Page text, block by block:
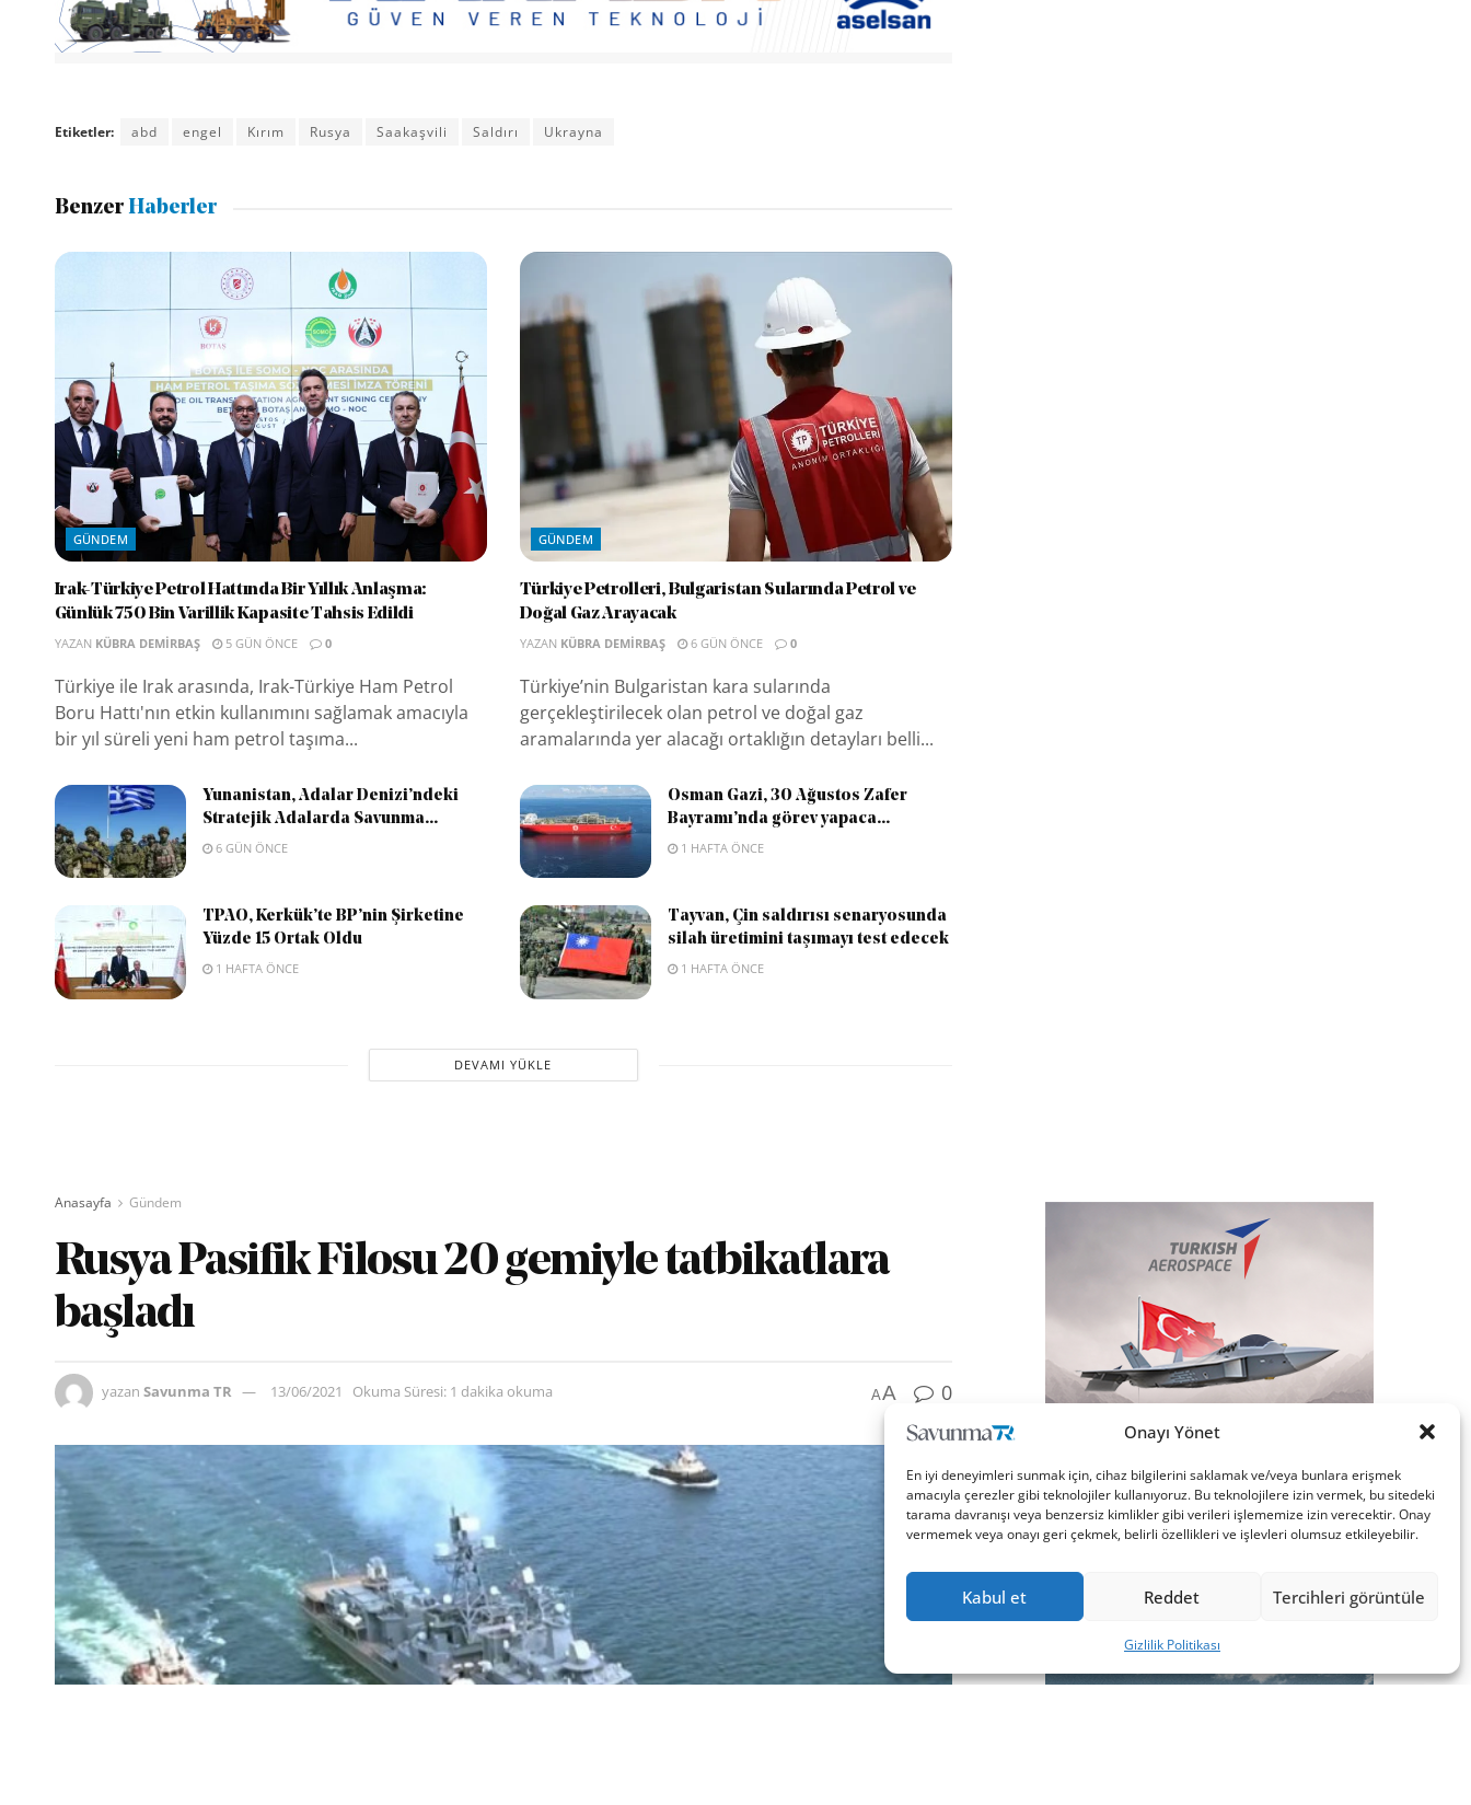
Onayı Yönet
En iyi deneyimleri sunmak için, cihaz bilgilerini saklamak ve/veya bunlara erişmek
amacıyla çerezler gibi teknolojiler kullanıyoruz. Bu teknolojilere izin vermek, bu sitedeki
tarama davranışı veya benzersiz kimlikler gibi verileri işlememize izin verecektir. Onay
vermemek veya onayı geri çekmek, belirli özellikleri ve işlevleri olumsuz etkileyebilir.
Kabul et Reddet Tercihleri görüntüle
Gizlilik Politikası
Etiketler: abd engel Kırım Rusya Saakaşvili Saldırı Ukrayna
BenzerHaberler
GÜNDEM
Irak-Türkiye Petrol Hattında Bir Yıllık Anlaşma:
Günlük 750 Bin Varillik Kapasite Tahsis Edildi
YAZAN KÜBRA DEMIRBAŞ 5 GÜN ÖNCE 0
Türkiye ile Irak arasında, Irak-Türkiye Ham Petrol
Boru Hattı'nın etkin kullanımını sağlamak amacıyla
bir yıl süreli yeni ham petrol taşıma...
GÜNDEM
Türkiye Petrolleri, Bulgaristan Sularında Petrol ve
Doğal Gaz Arayacak
YAZAN KÜBRA DEMIRBAŞ 6 GÜN ÖNCE 0
Türkiye’nin Bulgaristan kara sularında
gerçekleştirilecek olan petrol ve doğal gaz
aramalarında yer alacağı ortaklığın detayları belli...
Yunanistan, Adalar Denizi’ndeki
Stratejik Adalarda Savunma...
6 GÜN ÖNCE
Osman Gazi, 30 Ağustos Zafer
Bayramı’nda görev yapaca...
1 HAFTA ÖNCE
TPAO, Kerkük’te BP’nin Şirketine
Yüzde 15 Ortak Oldu
1 HAFTA ÖNCE
Tayvan, Çin saldırısı senaryosunda
silah üretimini taşımayı test edecek
1 HAFTA ÖNCE
DEVAMI YÜKLE
Anasayfa Gündem
Rusya Pasifik Filosu 20 gemiyle tatbikatlara
başladı
yazan Savunma TR 13/06/2021 Okuma Süresi: 1 dakika okuma AA 0